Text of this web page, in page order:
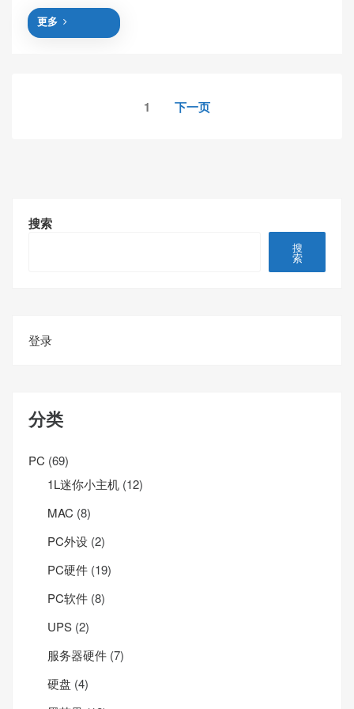
更多
1 下一页
搜索
搜
索
登录
分类
PC (69)
1L迷你小主机 (12)
MAC (8)
PC外设 (2)
PC硬件 (19)
PC软件 (8)
UPS (2)
服务器硬件 (7)
硬盘 (4)